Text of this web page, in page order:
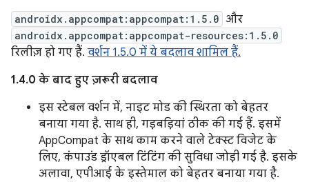
androidx.appcompat:appcompat:1.5.0 और
androidx.appcompat:appcompat-resources:1.5.0
रिलीज़ हो गए हैं. वर्शन 1.5.0 में ये बदलाव शामिल हैं.
1.4.0 के बाद हुए ज़रूरी बदलाव
इस स्टेबल वर्शन में, नाइट मोड की स्थिरता को बेहतर
बनाया गया है. साथ ही, गड़बड़ियां ठीक की गई हैं. इसमें
AppCompat के साथ काम करने वाले टेक्स्ट विजेट के
लिए, कंपाउंड ड्रॉएबल टिंटिंग की सुविधा जोड़ी गई है. इसके
अलावा, एपीआई के इस्तेमाल को बेहतर बनाया गया है.